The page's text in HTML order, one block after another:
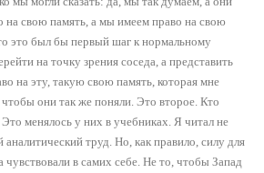
на свою память, а мы имеем право на свою
это был бы первый шаг к нормальному
на точку зрения соседа, а представить
на эту, такую свою память, которая мне
они так же поняли. Это второе. Кто
менялось у них в учебниках. Я читал не
труд. Но, как правило, силу для
чувствовали в самих себе. Не то, чтобы Запад